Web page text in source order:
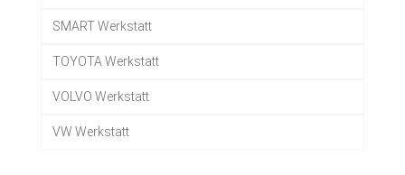
SMART Werkstatt
TOYOTA Werkstatt
VOLVO Werkstatt
VW Werkstatt